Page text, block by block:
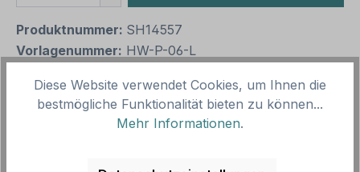
Produktnummer: SH14557
Vorlagenummer: HW-P-06-L
Beschreibung
Dieser Wegweiser dient der traditionellen
Diese Website verwendet Cookies, um Ihnen die
bestmögliche Funktionalität bieten zu können...
Mehr Informationen.